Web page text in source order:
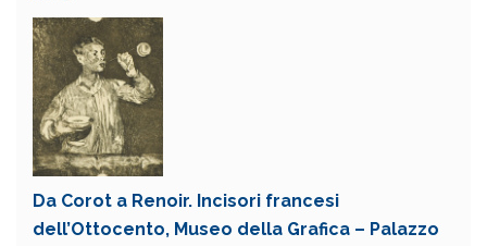
Da Corot a Renoir. Incisori francesi
dell’Ottocento, Museo della Grafica – Palazzo